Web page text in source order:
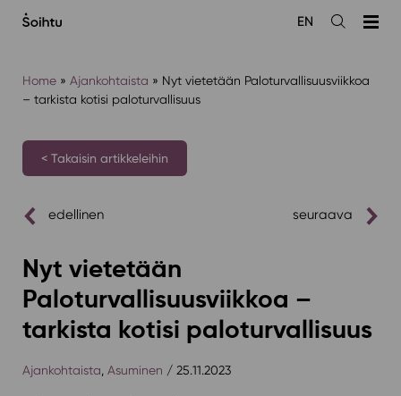
sisältöön
Avaa
EN
Home» Ajankohtaista » Nyt vietetään Paloturvallisuusviikkoa
– tarkista kotisi paloturvallisuus
< Takaisin artikkeleihin
edellinen seuraava
Nyt vietetään
Paloturvallisuusviikkoa –
tarkista kotisi paloturvallisuus
Ajankohtaista Asuminen / 25.11.2023